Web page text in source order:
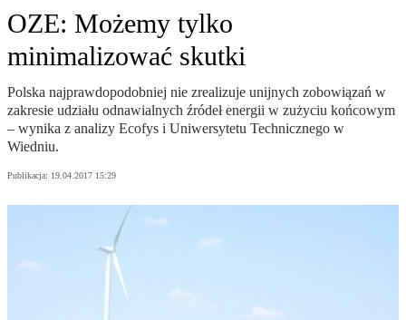
OZE: Możemy tylko
minimalizować skutki
Polska najprawdopodobniej nie zrealizuje unijnych zobowiązań w
zakresie udziału odnawialnych źródeł energii w zużyciu końcowym
– wynika z analizy Ecofys i Uniwersytetu Technicznego w
Wiedniu.
Publikacja: 19.04.2017 15:29